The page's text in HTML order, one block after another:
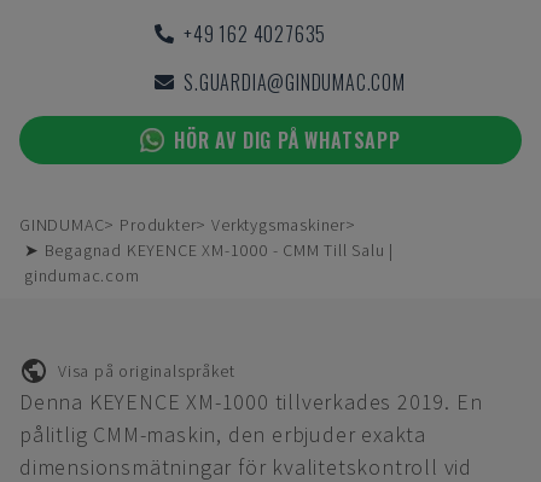
+49 162 4027635
S.GUARDIA@GINDUMAC.COM
HÖR AV DIG PÅ WHATSAPP
GINDUMAC Produkter
Verktygsmaskiner
➤ Begagnad KEYENCE XM-1000 - CMM Till Salu |
gindumac.com
Visa på originalspråket
Denna KEYENCE XM-1000 tillverkades 2019. En
pålitlig CMM-maskin, den erbjuder exakta
dimensionsmätningar för kvalitetskontroll vid